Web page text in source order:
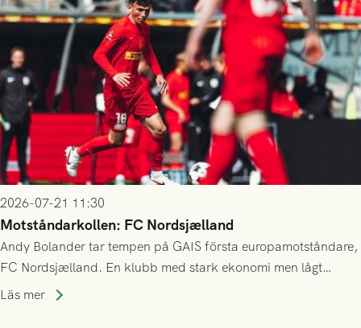
2026-07-21 11:30
Motståndarkollen: FC Nordsjælland
Andy Bolander tar tempen på GAIS första europamotståndare,
FC Nordsjælland. En klubb med stark ekonomi men lågt
publiksnitt, ett lag med både kollektiv styrka och individuell
Läs mer